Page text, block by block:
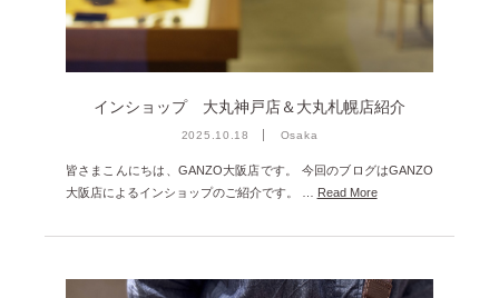
インショップ 大丸神戸店＆大丸札幌店紹介
2025.10.18 Osaka
皆さまこんにちは、GANZO大阪店です。 今回のブログはGANZO
大阪店によるインショップのご紹介です。 …
Read More